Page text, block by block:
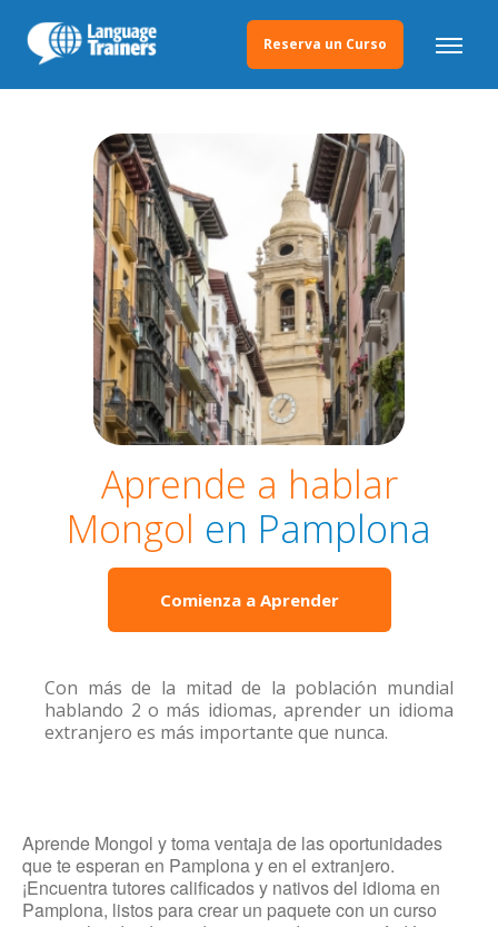
Reserva un Curso
Aprende a hablar
Mongol en Pamplona
Comienza a Aprender
Con más de la mitad de la población mundial
hablando 2 o más idiomas, aprender un idioma
extranjero es más importante que nunca.
Aprende Mongol y toma ventaja de las oportunidades
que te esperan en Pamplona y en el extranjero.
¡Encuentra tutores calificados y nativos del idioma en
Pamplona, listos para crear un paquete con un curso